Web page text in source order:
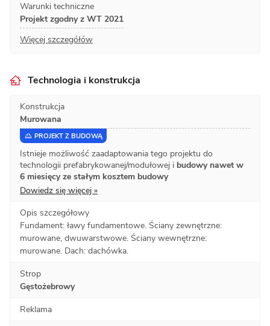
Warunki techniczne
Projekt zgodny z WT 2021
Więcej szczegółów
Technologia i konstrukcja
Konstrukcja
Murowana
PROJEKT Z BUDOWĄ
Istnieje możliwość zaadaptowania tego projektu do
technologii prefabrykowanej/modułowej i budowy nawet w
6 miesięcy ze stałym kosztem budowy
Dowiedz się więcej »
Opis szczegółowy
Fundament: ławy fundamentowe. Ściany zewnętrzne:
murowane, dwuwarstwowe. Ściany wewnętrzne:
murowane. Dach: dachówka.
Strop
Gęstożebrowy
Reklama